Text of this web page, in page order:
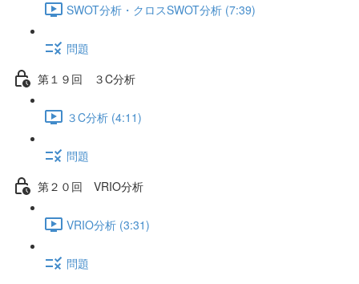
SWOT分析・クロスSWOT分析 (7:39)
問題
第１９回 ３C分析
３C分析 (4:11)
問題
第２０回 VRIO分析
VRIO分析 (3:31)
問題